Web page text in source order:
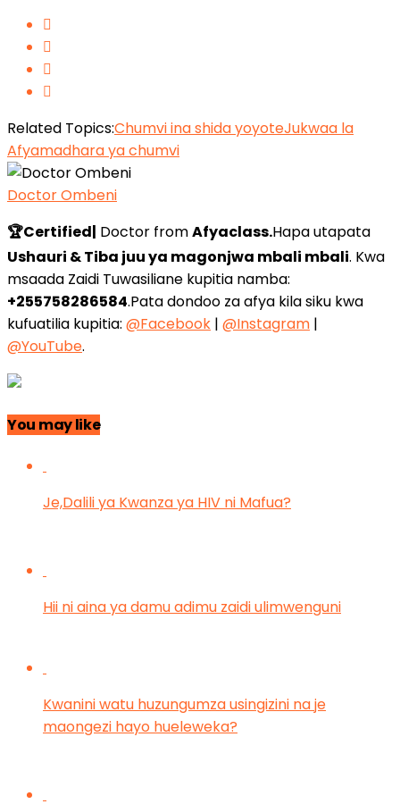
Related Topics:Chumvi ina shida yoyoteJukwaa la
Afyamadhara ya chumvi
Doctor Ombeni
🏆Certified| Doctor fromAfyaclass.Hapa utapata
Ushauri & Tiba juu ya magonjwa mbali mbali. Kwa
msaada Zaidi Tuwasiliane kupitia namba:
+255758286584.Pata dondoo za afya kila siku kwa
kufuatilia kupitia: @Facebook | @Instagram |
@YouTube.
You may like
Je,Dalili ya Kwanza ya HIV ni Mafua?
Hii ni aina ya damu adimu zaidi ulimwenguni
Kwanini watu huzungumza usingizini na je
maongezi hayo hueleweka?